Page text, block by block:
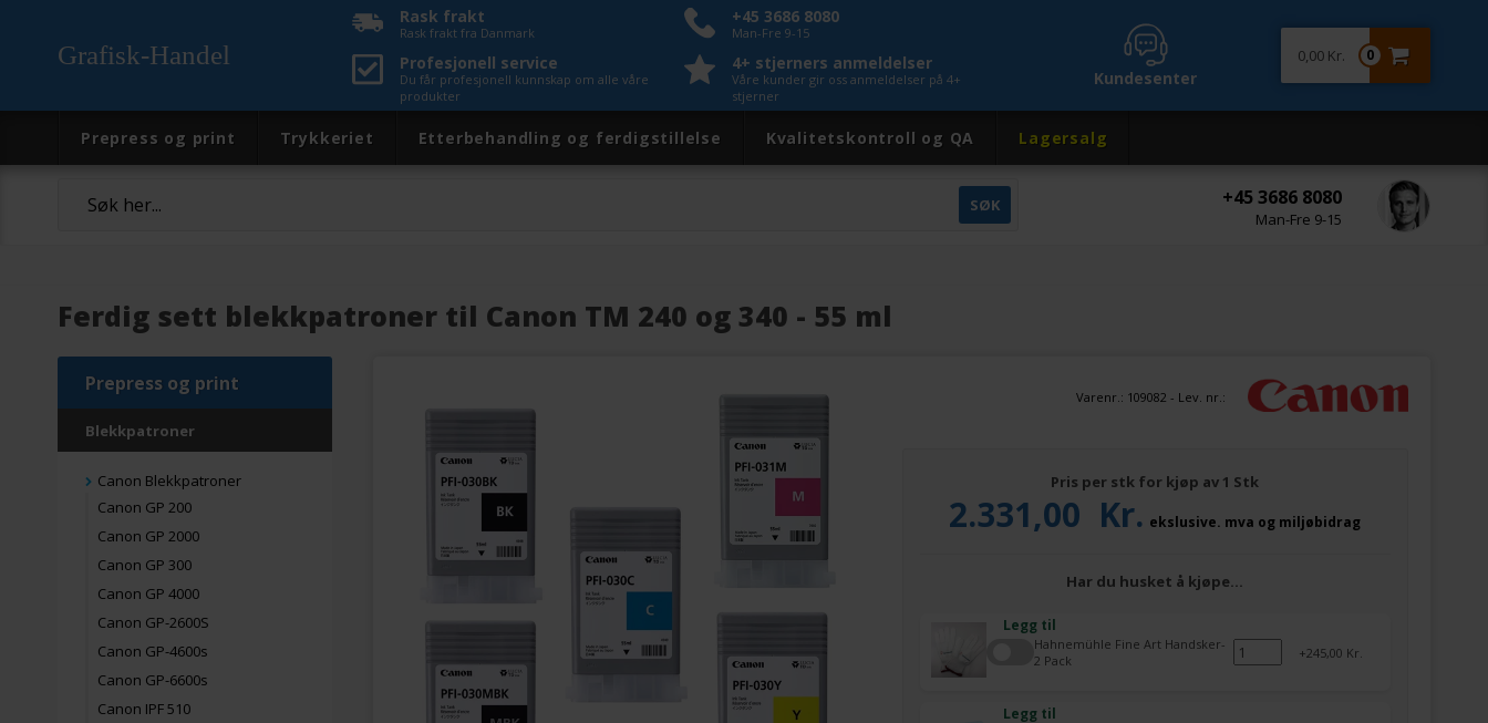
Grafisk-Handel
Rask frakt
Rask frakt fra Danmark
+45 3686 8080
Man-Fre 9-15
Profesjonell service
Du får profesjonell kunnskap om alle våre
produkter
4+ stjerners anmeldelser
Våre kunder gir oss anmeldelser på 4+
stjerner
+45 3686 8080
Man-Fre 9-15
Kundesenter
0
0,00 Kr.
Prepress og print Trykkeriet Etterbehandling og ferdigstillelse Kvalitetskontroll og QA Lagersalg
Ferdig sett blekkpatroner til Canon TM 240 og 340 - 55 ml
Prepress og print
Blekkpatroner
Canon Blekkpatroner
Canon GP 200
Canon GP 2000
Canon GP 300
Canon GP 4000
Canon GP-2600S
Canon GP-4600s
Canon GP-6600s
Canon IPF 510
Varenr.: 109082 - Lev. nr.:
Pris per stk for kjøp av 1 Stk
2.331,00 Kr. ekslusive. mva og miljøbidrag
Har du husket å kjøpe…
Legg til
Hahnemühle Fine Art Handsker-
2 Pack
245,00 Kr.
Legg til